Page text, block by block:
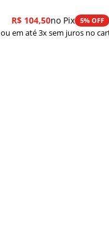
R$104,50no Pix 5% OFF
ou em até 3x sem juros no